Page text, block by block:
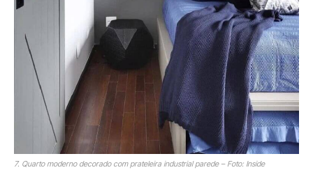
7. Quarto moderno decorado com prateleira industrial parede – Foto: Inside